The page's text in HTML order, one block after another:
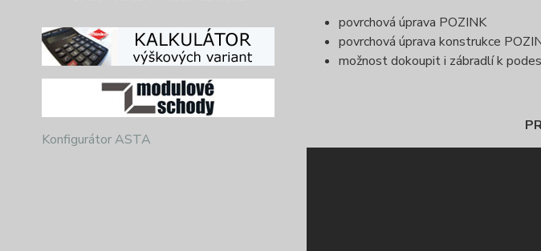
Konfigurátor ASTA
povrchová úprava POZINK
povrchová úprava konstrukce
možnost dokoupit i zábradlí k